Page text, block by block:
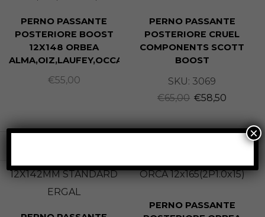
PERNO PASSANTE
POSTERIORE BOOST
12X148 ORBEA
ALMA,OIZ,LAUFEY,OCCAM,WILD
€55,00
PERNO PASSANTE
POSTERIORE CRUEL
COMPONENTS SCOTT
BOOST
SKU: 3069
€65,00 €58,50
PERNO PASSANTE
×